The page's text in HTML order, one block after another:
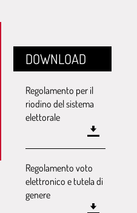
DOWNLOAD
Regolamento per il
riodino del sistema
elettorale
Regolamento voto
elettronico e tutela di
genere